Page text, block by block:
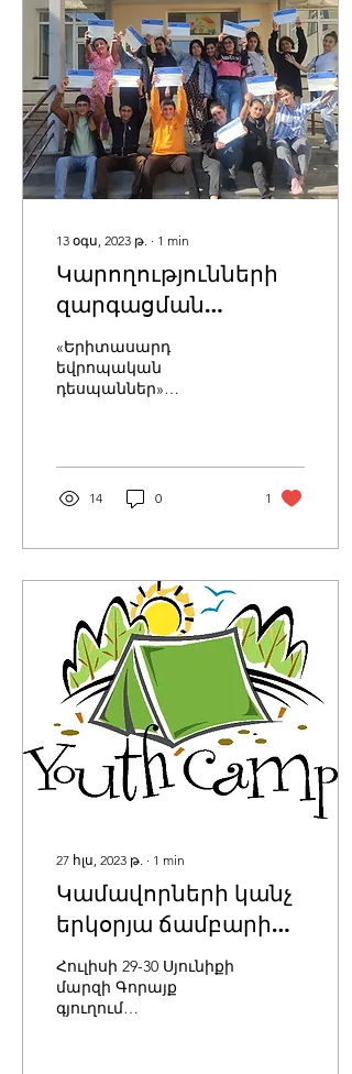
13 օգս, 2023 թ. ∙ 1 min
Կարողությունների
զարգացման
ճամբար Գորայքում
«Երիտասարդ
եվրոպական
դեսպաններ»
կազմակերպվել էր
երկօրյա ճամբար։
Կարողությունների...
14 0 1
27 հլս, 2023 թ. ∙ 1 min
Կամավորների կանչ
երկօրյա ճամբարի
համար
Հուլիսի 29-30 Սյունիքի
մարզի Գորայք
գյուղում